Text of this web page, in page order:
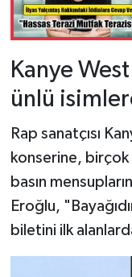
Kanye
ünlü
Rap sanatçısı
konserine, birçok
basın
Eroğlu,
biletini ilk